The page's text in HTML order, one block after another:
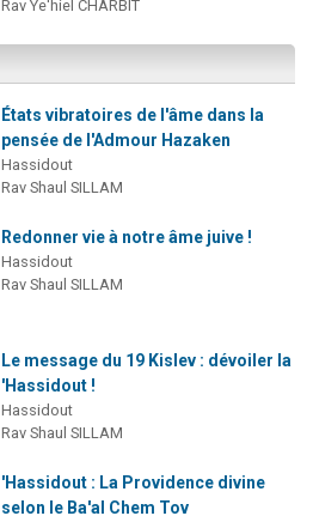
Rav Ye'hiel CHARBIT
États vibratoires de l'âme dans la
pensée de l'Admour Hazaken
Hassidout
Rav Shaul SILLAM
Redonner vie à notre âme juive !
Hassidout
Rav Shaul SILLAM
Le message du 19 Kislev : dévoiler la
'Hassidout !
Hassidout
Rav Shaul SILLAM
'Hassidout : La Providence divine
selon le Ba'al Chem Tov